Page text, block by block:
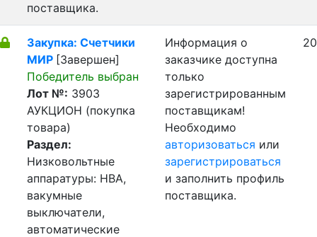
поставщика.
Закупка: Счетчики
МИР [Завершен]
Победитель выбран
Лот №: 3903
АУКЦИОН (покупка
товара)
Раздел:
Низковольтные
аппаратуры: НВА,
вакумные
выключатели,
автоматические
Информация о
заказчике доступна
только
зарегистрированным
поставщикам!
Необходимо
авторизоваться или
зарегистрироваться
и заполнить профиль
поставщика.